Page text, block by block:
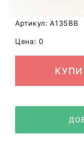
Артикул: A135BB
Цена: 0